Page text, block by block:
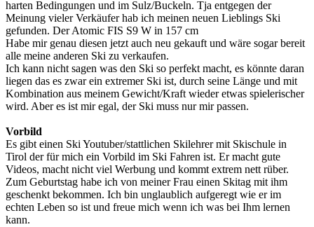
harten Bedingungen und im Sulz/Buckeln. Tja entgegen der
Meinung vieler Verkäufer hab ich meinen neuen Lieblings Ski
gefunden. Der Atomic FIS S9 W in 157 cm
Habe mir genau diesen jetzt auch neu gekauft und wäre sogar bereit
alle meine anderen Ski zu verkaufen.
Ich kann nicht sagen was den Ski so perfekt macht, es könnte daran
liegen das es zwar ein extremer Ski ist, durch seine Länge und mit
Kombination aus meinem Gewicht/Kraft wieder etwas spielerischer
wird. Aber es ist mir egal, der Ski muss nur mir passen.
Vorbild
Es gibt einen Ski Youtuber/stattlichen Skilehrer mit Skischule in
Tirol der für mich ein Vorbild im Ski Fahren ist. Er macht gute
Videos, macht nicht viel Werbung und kommt extrem nett rüber.
Zum Geburtstag habe ich von meiner Frau einen Skitag mit ihm
geschenkt bekommen. Ich bin unglaublich aufgeregt wie er im
echten Leben so ist und freue mich wenn ich was bei Ihm lernen
kann.